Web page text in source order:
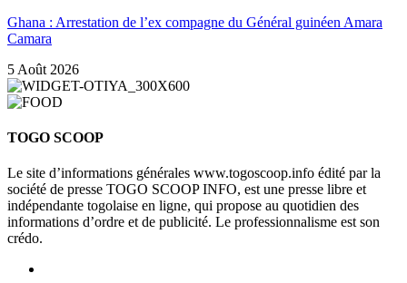
Ghana : Arrestation de l’ex compagne du Général guinéen Amara
Camara
5 Août 2026
TOGO SCOOP
Le site d’informations générales www.togoscoop.info édité par la
société de presse TOGO SCOOP INFO, est une presse libre et
indépendante togolaise en ligne, qui propose au quotidien des
informations d’ordre et de publicité. Le professionnalisme est son
crédo.